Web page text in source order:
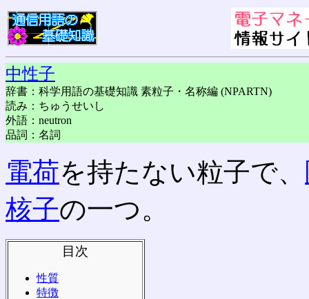
中性子
辞書：科学用語の基礎知識 素粒子・名称編 (NPARTN)
読み：ちゅうせいし
外語：neutron
品詞：名詞
電荷を持たない粒子で、
核子の一つ。
目次
性質
特徴